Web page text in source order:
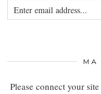
MA
Please connect your